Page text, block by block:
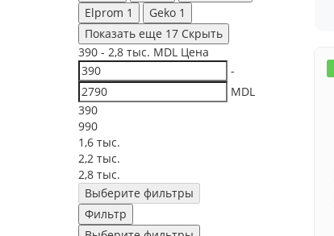
Elprom 1 Geko 1
Показать еще 17 Скрыть
390 - 2,8 тыс. MDL Цена
-
MDL
390
990
1,6 тыс.
2,2 тыс.
2,8 тыс.
Выберите фильтры
Фильтр